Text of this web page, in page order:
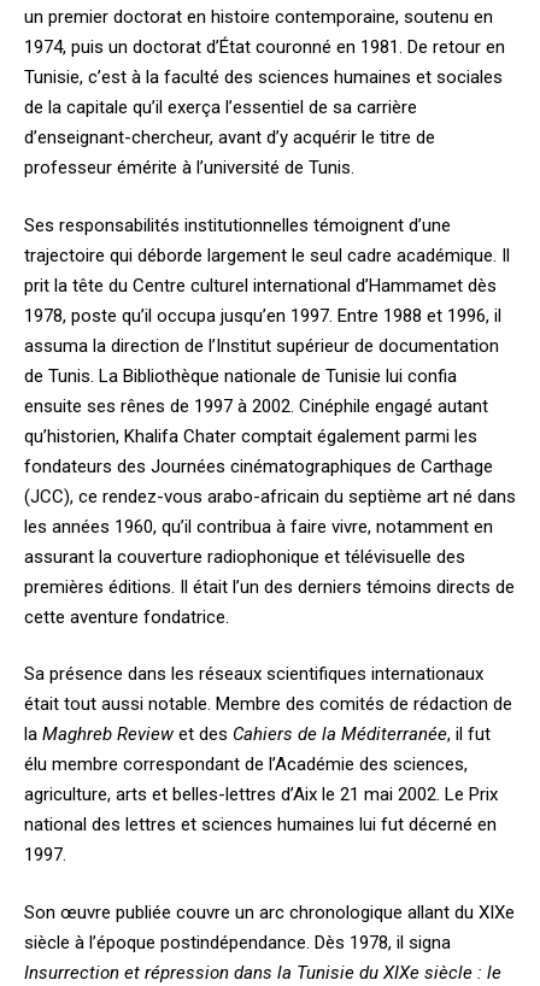
un premier doctorat en histoire contemporaine, soutenu en
1974, puis un doctorat d’État couronné en 1981. De retour en
Tunisie, c’est à la faculté des sciences humaines et sociales
de la capitale qu’il exerça l’essentiel de sa carrière
d’enseignant-chercheur, avant d’y acquérir le titre de
professeur émérite à l’université de Tunis.
Ses responsabilités institutionnelles témoignent d’une
trajectoire qui déborde largement le seul cadre académique. Il
prit la tête du Centre culturel international d’Hammamet dès
1978, poste qu’il occupa jusqu’en 1997. Entre 1988 et 1996, il
assuma la direction de l’Institut supérieur de documentation
de Tunis. La Bibliothèque nationale de Tunisie lui confia
ensuite ses rênes de 1997 à 2002. Cinéphile engagé autant
qu’historien, Khalifa Chater comptait également parmi les
fondateurs des Journées cinématographiques de Carthage
(JCC), ce rendez-vous arabo-africain du septième art né dans
les années 1960, qu’il contribua à faire vivre, notamment en
assurant la couverture radiophonique et télévisuelle des
premières éditions. Il était l’un des derniers témoins directs de
cette aventure fondatrice.
Sa présence dans les réseaux scientifiques internationaux
était tout aussi notable. Membre des comités de rédaction de
la Maghreb Review et des Cahiers de la Méditerranée, il fut
élu membre correspondant de l’Académie des sciences,
agriculture, arts et belles-lettres d’Aix le 21 mai 2002. Le Prix
national des lettres et sciences humaines lui fut décerné en
1997.
Son œuvre publiée couvre un arc chronologique allant du XIXe
siècle à l’époque postindépendance. Dès 1978, il signa
Insurrection et répression dans la Tunisie du XIXe siècle : le